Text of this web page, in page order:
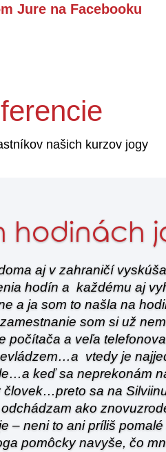
Jure na Facebooku
našich kurzov jogy
hodinách
aj v zahraničí
hodín a každému aj
a ja som to našla na
som si už
počítača a veľa
vtedy je
keď sa neprekonám
sa na
ako
– neni to ani príliš
pomôcky navyše, čo